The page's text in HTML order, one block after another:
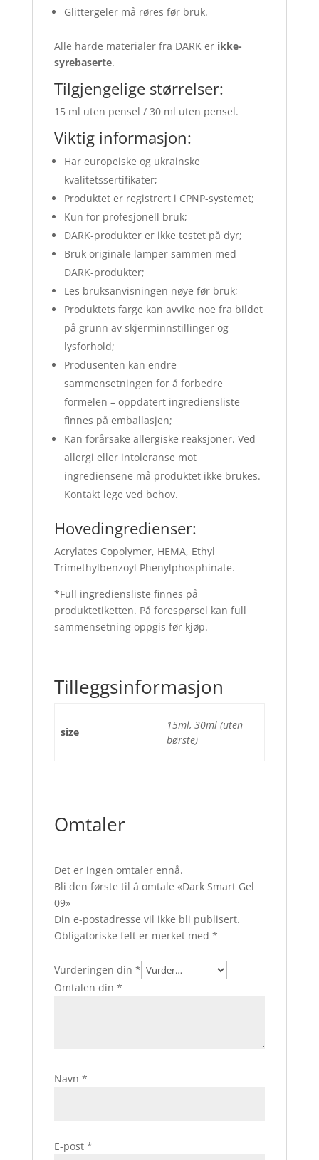
Glittergeler må røres før bruk.
Alle harde materialer fra DARK er ikke-
syrebaserte.
Tilgjengelige størrelser:
15 ml uten pensel / 30 ml uten pensel.
Viktig informasjon:
Har europeiske og ukrainske
kvalitetssertifikater;
Produktet er registrert i CPNP-systemet;
Kun for profesjonell bruk;
DARK-produkter er ikke testet på dyr;
Bruk originale lamper sammen med
DARK-produkter;
Les bruksanvisningen nøye før bruk;
Produktets farge kan avvike noe fra bildet
på grunn av skjerminnstillinger og
lysforhold;
Produsenten kan endre
sammensetningen for å forbedre
formelen – oppdatert ingrediensliste
finnes på emballasjen;
Kan forårsake allergiske reaksjoner. Ved
allergi eller intoleranse mot
ingrediensene må produktet ikke brukes.
Kontakt lege ved behov.
Hovedingredienser:
Acrylates Copolymer, HEMA, Ethyl
Trimethylbenzoyl Phenylphosphinate.
*Full ingrediensliste finnes på
produktetiketten. På forespørsel kan full
sammensetning oppgis før kjøp.
Tilleggsinformasjon
size
15ml, 30ml (uten
børste)
Omtaler
Det er ingen omtaler ennå.
Bli den første til å omtale «Dark Smart Gel
09»
Din e-postadresse vil ikke bli publisert.
Obligatoriske felt er merket med *
Vurderingen din *
Omtalen din *
Navn *
E-post *